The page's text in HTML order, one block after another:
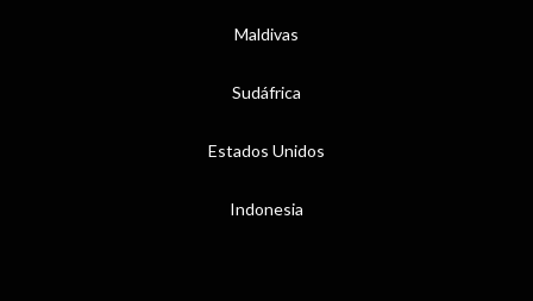
Maldivas
Sudáfrica
Estados Unidos
Indonesia